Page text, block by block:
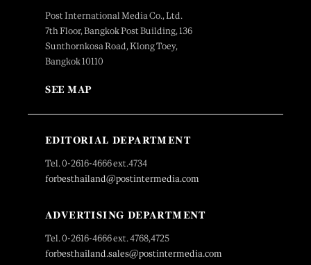
Post International Media Co., Ltd.
7th Floor, Bangkok Post Building, 136
Sunthornkosa Road, Klong Toey,
Bangkok 10110
SEE MAP
EDITORIAL DEPARTMENT
Tel. 0-2616-4666 ext.4734
forbesthailand@postintermedia.com
ADVERTISING DEPARTMENT
Tel. 0-2616-4666 ext. 4768,4725
forbesthailand.sales@postintermedia.com